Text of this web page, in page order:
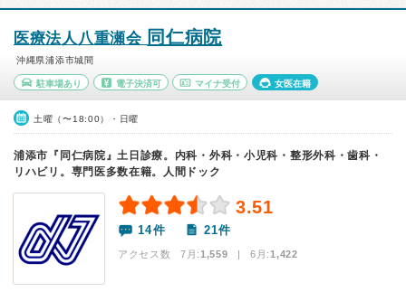
医療法人八重瀬会 同仁病院
沖縄県浦添市城間
駐車場あり 電子決済可 マイナ受付 女医在籍
土曜（〜18:00）・日曜
浦添市『同仁病院』土日診療。内科・外科・小児科・整形外科・歯科・
リハビリ。専門医多数在籍。人間ドック
3.51
14件 21件
アクセス数 7月:1,559 | 6月:1,422